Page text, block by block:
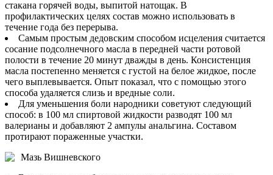
стакана горячей воды, выпитой натощак. В
профилактических целях состав можно использовать в
течение года без перерыва.
Самым простым дедовским способом исцеления считается
сосание подсолнечного масла в передней части ротовой
полости в течение 20 минут дважды в день. Консистенция
масла постепенно меняется с густой на белое жидкое, после
чего выплевывается. Опыт показал, что с помощью этого
способа удаляется слизь и вредные соли.
Для уменьшения боли народники советуют следующий
способ: в 100 мл спиртовой жидкости разводят 100 мл
валерианы и добавляют 2 ампулы анальгина. Составом
протирают пораженные участки.
Мазь Вишневского